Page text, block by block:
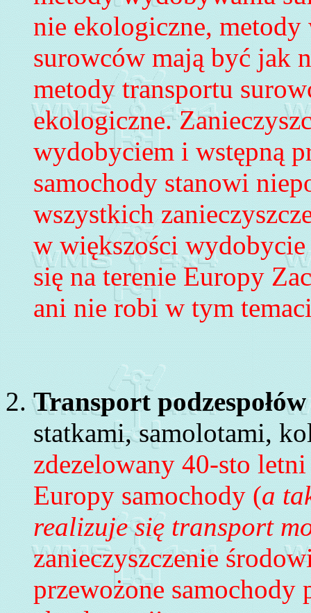
nie ekologiczne, metody
surowców mają być jak
metody transportu
ekologiczne.
wydobyciem i wstępną
samochody stanowi
wszystkich
w większości
się na terenie Europy
ani nie robi w tym
Transport podzespołó
statkami, samolotami,
zdezelowany 40-sto
Europy samochody (a
realizuje się transport
zanieczyszczenie
przewożone samochody